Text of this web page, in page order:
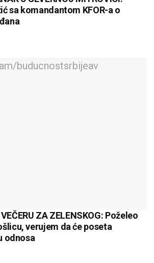
sa komandantom KFOR-a o
ZA ZELENSKOG: Poželeo
verujem da će poseta
odnosa